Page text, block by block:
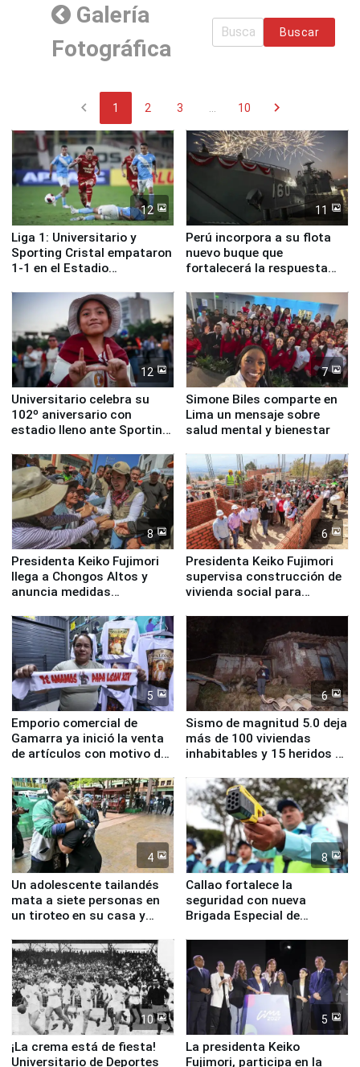
Galería
Fotográfica
Buscar
chevron_left 1 2 3 10 chevron_right
12
Liga 1: Universitario y
Sporting Cristal empataron
1-1 en el Estadio
11
Perú incorpora a su flota
nuevo buque que
fortalecerá la respuesta
12
Universitario celebra su
102º aniversario con
estadio lleno ante Sporting
7
Simone Biles comparte en
Lima un mensaje sobre
salud mental y bienestar
8
Presidenta Keiko Fujimori
llega a Chongos Altos y
anuncia medidas
educación, salud y empleo
6
Presidenta Keiko Fujimori
supervisa construcción de
vivienda social para
5
Emporio comercial de
Gamarra ya inició la venta
de artículos con motivo de
6
Sismo de magnitud 5.0 deja
más de 100 viviendas
inhabitables y 15 heridos en
4
Un adolescente tailandés
mata a siete personas en
un tiroteo en su casa y
8
Callao fortalece la
seguridad con nueva
Brigada Especial de
equipamiento para
Serenazgo
10
¡La crema está de fiesta!
Universitario de Deportes
5
La presidenta Keiko
Fujimori, participa en la